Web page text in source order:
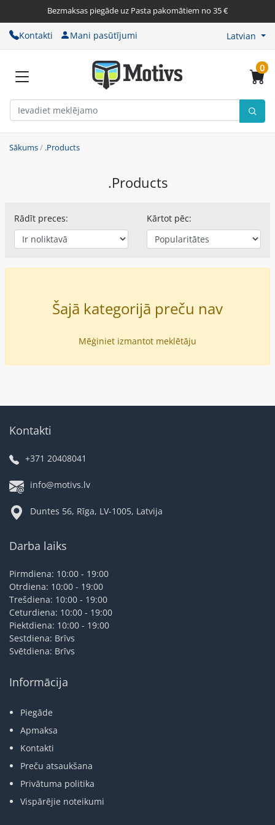
Bezmaksas piegāde uz Pasta pakomātiem no 35 €
Kontakti Mani pasūtījumi Latvian
0
Sākums/ .Products
.Products
Rādīt preces: Kārtot pēc:
Šajā kategorijā preču nav
Mēģiniet izmantot meklētāju
Kontakti
+371 20408041
info@motivs.lv
Duntes 56, Rīga, LV-1005, Latvija
Darba laiks
Pirmdiena: 10:00 - 19:00
Otrdiena: 10:00 - 19:00
Trešdiena: 10:00 - 19:00
Ceturdiena: 10:00 - 19:00
Piektdiena: 10:00 - 19:00
Sestdiena: Brīvs
Svētdiena: Brīvs
Informācija
Piegāde
Apmaksa
Kontakti
Preču atsaukšana
Privātuma politika
Vispārējie noteikumi